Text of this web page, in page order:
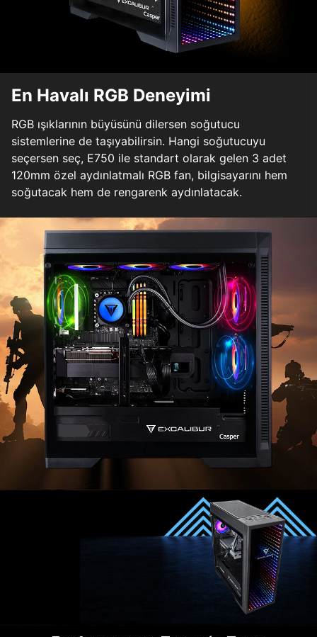
En Havalı RGB Deneyimi
RGB ışıklarının büyüsünü dilersen soğutucu
sistemlerine de taşıyabilirsin. Hangi soğutucuyu
seçersen seç, E750 ile standart olarak gelen 3 adet
120mm özel aydınlatmalı RGB fan, bilgisayarını hem
soğutacak hem de rengarenk aydınlatacak.